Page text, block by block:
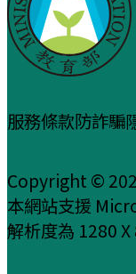
服務條款防詐騙
Copyright ©
本網站支援
解析度為 1280